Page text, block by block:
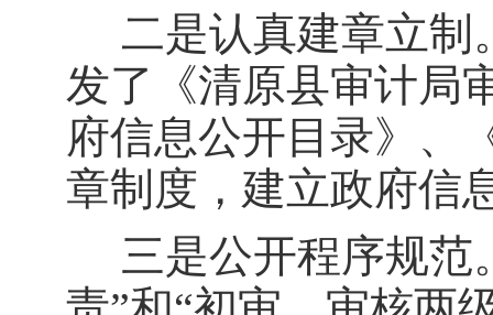
二是认真建章立制
发了《清原县审计局
府信息公开目录》、
章制度，建立政府信
三是公开程序规范